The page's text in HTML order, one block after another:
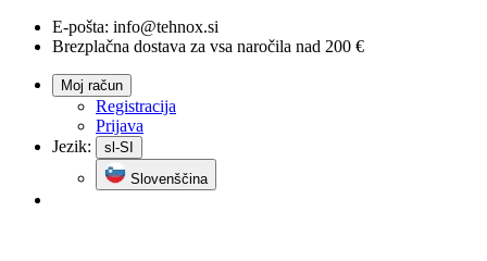
E-pošta: info@tehnox.si
Brezplačna dostava za vsa naročila nad 200 €
Moj račun
Registracija
Prijava
Jezik:
sl-SI
Slovenščina